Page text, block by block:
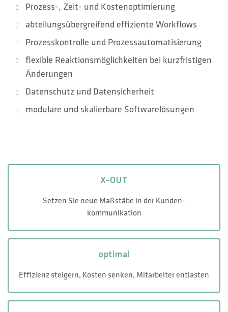
Prozess-, Zeit- und Kostenoptimierung
abteilungsübergreifend effiziente Workflows
Prozesskontrolle und Prozessautomatisierung
flexible Reaktionsmöglichkeiten bei kurzfristigen
Änderungen
Datenschutz und Datensicherheit
modulare und skalierbare Softwarelösungen
X-OUT
Setzen Sie neue Maßstäbe in der Kunden-
kommunikation
optimal
Effizienz steigern, Kosten senken, Mitarbeiter entlasten